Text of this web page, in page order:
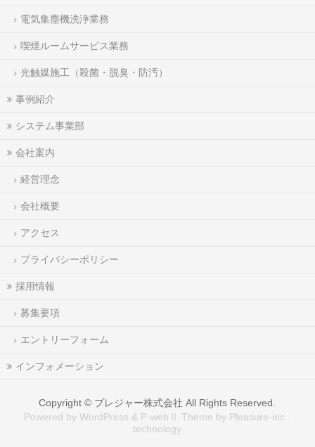
電気集塵機洗浄業務
喫煙ルームサービス業務
光触媒施工（殺菌・脱臭・防汚）
事例紹介
システム事業部
会社案内
経営理念
会社概要
アクセス
プライバシーポリシー
採用情報
募集要項
エントリーフォーム
インフォメーション
Copyright © プレジャー株式会社 All Rights Reserved.
Powered by WordPress & P-webⅡ Theme by Pleasure-inc .
technology